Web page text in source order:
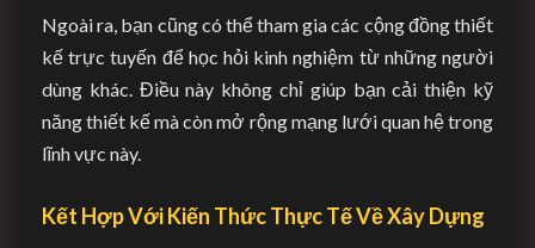
Ngoài ra, bạn cũng có thể tham gia các cộng đồng thiết
kế trực tuyến để học hỏi kinh nghiệm từ những người
dùng khác. Điều này không chỉ giúp bạn cải thiện kỹ
năng thiết kế mà còn mở rộng mạng lưới quan hệ trong
lĩnh vực này.
Kết Hợp Với Kiến Thức Thực Tế Về Xây Dựng